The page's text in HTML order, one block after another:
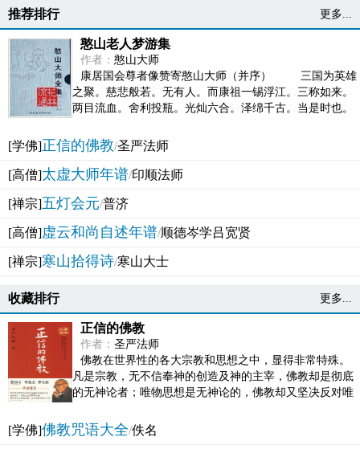
推荐排行 更多...
憨山老人梦游集
作者： 憨山大师
康居国会尊者像赞寄憨山大师（并序） 三国为英雄
之聚。慈悲般若。无有人。而康祖一锡浮江。三称如来。
两目流血。舍利投瓶。光灿六合。泽绵千古。当是时也。
[学佛]正信的佛教/圣严法师
[高僧]太虚大师年谱/印顺法师
[禅宗]五灯会元/普济
[高僧]虚云和尚自述年谱/顺德岑学吕宽贤
[禅宗]寒山拾得诗/寒山大士
收藏排行 更多...
正信的佛教
作者： 圣严法师
佛教在世界性的各大宗教和思想之中，显得非常特殊。
凡是宗教，无不信奉神的创造及神的主宰，佛教却是彻底
的无神论者；唯物思想是无神论的，佛教却又坚决反对唯
[学佛]佛教咒语大全/佚名